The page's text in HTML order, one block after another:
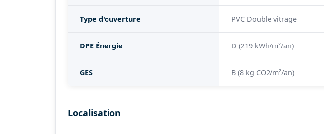
Type d'ouverture PVC Double vitrage
DPE Énergie D (219 kWh/m²/an)
GES B (8 kg CO2/m²/an)
Localisation